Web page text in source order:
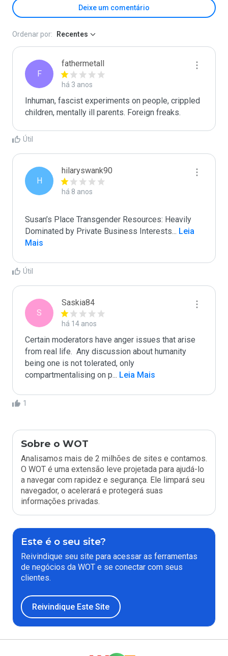
Deixe um comentário
Ordenar por: Recentes
F
fathermetall
há 3 anos
Inhuman, fascist experiments on people, crippled
children, mentally ill parents. Foreign freaks.
Útil
H
hilaryswank90
há 8 anos
Susan’s Place Transgender Resources: Heavily
Dominated by Private Business Interests... Leia
Mais
Útil
S
Saskia84
há 14 anos
Certain moderators have anger issues that arise
from real life.  Any discussion about humanity
being one is not tolerated, only
compartmentalising on p... Leia Mais
1
Sobre o WOT
Analisamos mais de 2 milhões de sites e contamos.
O WOT é uma extensão leve projetada para ajudá-lo
a navegar com rapidez e segurança. Ele limpará seu
navegador, o acelerará e protegerá suas
informações privadas.
Este é o seu site?
Reivindique seu site para acessar as ferramentas
de negócios da WOT e se conectar com seus
clientes.
Reivindique Este Site